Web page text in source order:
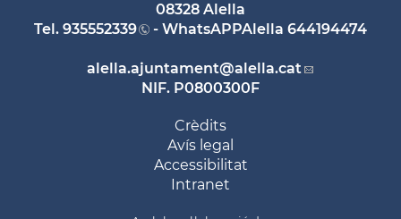
08328 Alella
Tel. 935552339 - WhatsAPPAlella 644194474
alella.ajuntament@alella.cat
NIF. P0800300F
Crèdits
Avís legal
Accessibilitat
Intranet